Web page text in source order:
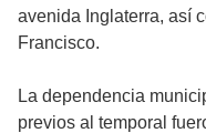
avenida Inglaterra, así
Francisco.
La dependencia
previos al temporal